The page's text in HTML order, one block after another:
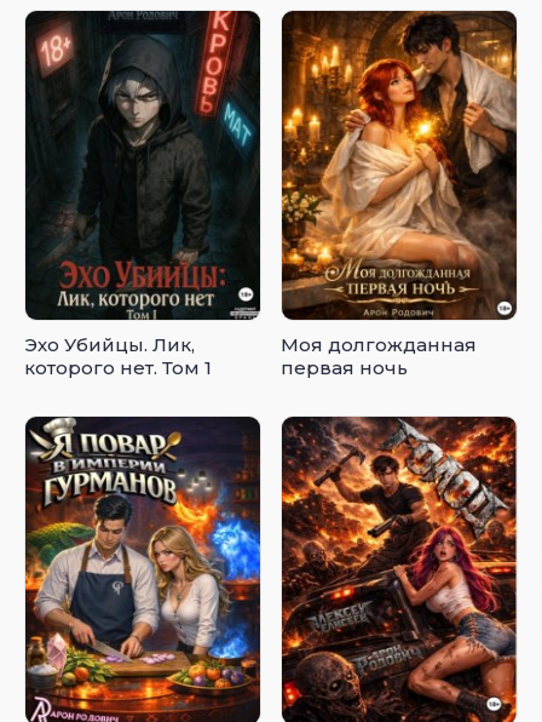
Эхо Убийцы. Лик,
которого нет. Том 1
Моя долгожданная
первая ночь